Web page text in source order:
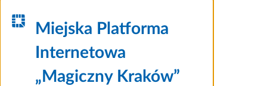
Miejska Platforma
Internetowa
„Magiczny Kraków”